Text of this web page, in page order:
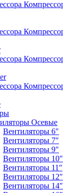
Осевые
Вентиляторы 6″
Вентиляторы 7″
Вентиляторы 9″
Вентиляторы 10″
Вентиляторы 11″
Вентиляторы 12″
Вентиляторы 14″